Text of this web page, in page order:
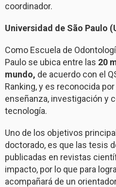
coordinador.
Universidad de São Paulo
Como Escuela de
Paulo se ubica entre las 20
mundo, de acuerdo con el
Ranking, y es reconocida
enseñanza, investigación y
tecnología.
Uno de los objetivos
doctorado, es que las tesis
publicadas en revistas
impacto, por lo que para
acompañará de un